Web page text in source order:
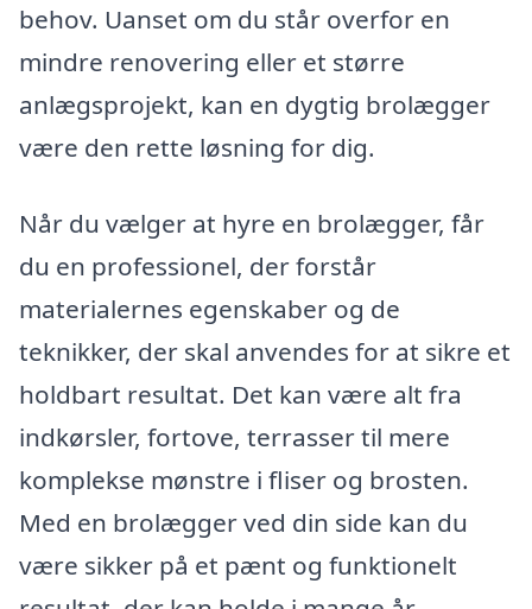
behov. Uanset om du står overfor en
mindre renovering eller et større
anlægsprojekt, kan en dygtig brolægger
være den rette løsning for dig.
Når du vælger at hyre en brolægger, får
du en professionel, der forstår
materialernes egenskaber og de
teknikker, der skal anvendes for at sikre et
holdbart resultat. Det kan være alt fra
indkørsler, fortove, terrasser til mere
komplekse mønstre i fliser og brosten.
Med en brolægger ved din side kan du
være sikker på et pænt og funktionelt